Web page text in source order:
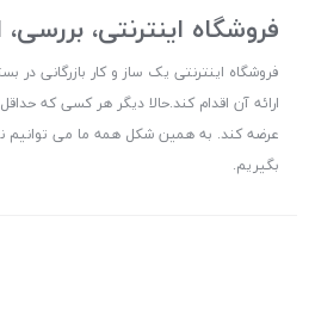
فروشگاه اینترنتی،
فروشگاه اینترنتی یک ساز و کار بازرگانی
ارائه آن اقدام کند.حالا دیگر هر کسی که
عرضه کند. به همین شکل همه ما می توانیم
بگیریم.